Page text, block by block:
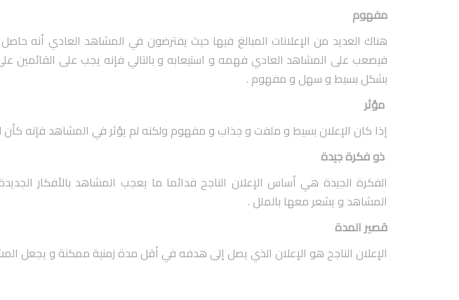
مفهوم
هناك العديد من الإعلانات المبالغ فيها حيث يفترضون في المشاهد العادي أنه
فيصعب على المشاهد العادي فهمه و استيعابه و بالتالي فإنه يجب على القائمين
بشكل بسيط و سهل و مفهوم .
مؤثر
إذا كان الإعلان بسيط و ملفت و جذاب و مفهوم ولكنه لم يؤثر في المشاهد فإنه كأن
ذو فكرة جيدة
الفكرة الجيدة هي أساس الإعلان الناجح فدائما ما يعجب المشاهد بالأفكار
المشاهد و يشعر معها بالملل .
قصير المدة
الإعلان الناجح هو الإعلان الذي يصل إلى هدفه في أقل مدة زمنية ممكنة و يجعل